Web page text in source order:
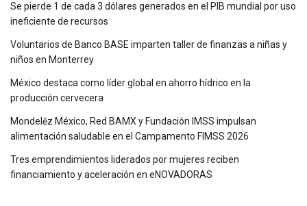
Se pierde 1 de cada 3 dólares generados en el PIB mundial por uso
ineficiente de recursos
Voluntarios de Banco BASE imparten taller de finanzas a niñas y
niños en Monterrey
México destaca como líder global en ahorro hídrico en la
producción cervecera
Mondelēz México, Red BAMX y Fundación IMSS impulsan
alimentación saludable en el Campamento FIMSS 2026
Tres emprendimientos liderados por mujeres reciben
financiamiento y aceleración en eNOVADORAS